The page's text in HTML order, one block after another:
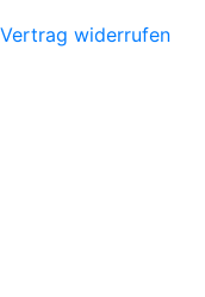
Vertrag widerrufen